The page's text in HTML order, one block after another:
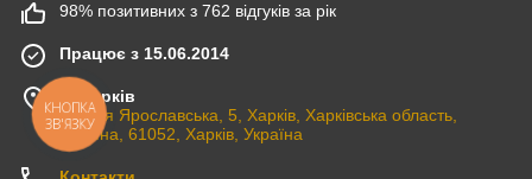
98% позитивних з 762 відгуків за рік
Працює з 15.06.2014
м. Харків
вулиця Ярославська, 5, Харків, Харківська область,
Україна, 61052, Харків, Україна
КНОПКА
ЗВ'ЯЗКУ